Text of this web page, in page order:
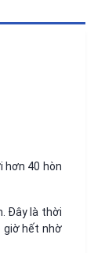
hơn 40 hòn
Đây là thời
giờ hết nhờ